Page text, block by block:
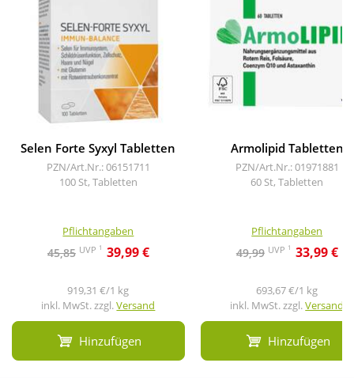
Selen Forte Syxyl Tabletten
PZN/Art.Nr.: 06151711
100 St, Tabletten
Pflichtangaben
45,85 UVP 1 39,99 €
919,31 €/1 kg
inkl. MwSt. zzgl.Versand
Hinzufügen
Armolipid Tabletten
PZN/Art.Nr.: 01971881
60 St, Tabletten
Pflichtangaben
49,99 UVP 1 33,99 €
693,67 €/1 kg
inkl. MwSt. zzgl.Versand
Hinzufügen